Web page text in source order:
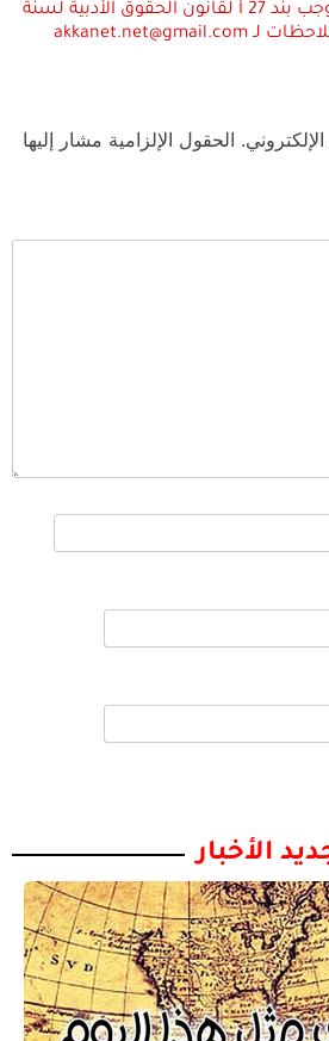
استعمال المضامين بموجب بند 27 أ لقانون الحقوق الأدبية لسنة
الحقول الإلزامية مشار إليها
الأخبار